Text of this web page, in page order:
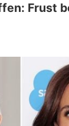
Frust